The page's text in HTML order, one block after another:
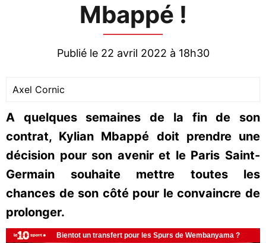
Mbappé !
Publié le 22 avril 2022 à 18h30
Axel Cornic
A quelques semaines de la fin de son
contrat, Kylian Mbappé doit prendre une
décision pour son avenir et le Paris Saint-
Germain souhaite mettre toutes les
chances de son côté pour le convaincre de
prolonger.